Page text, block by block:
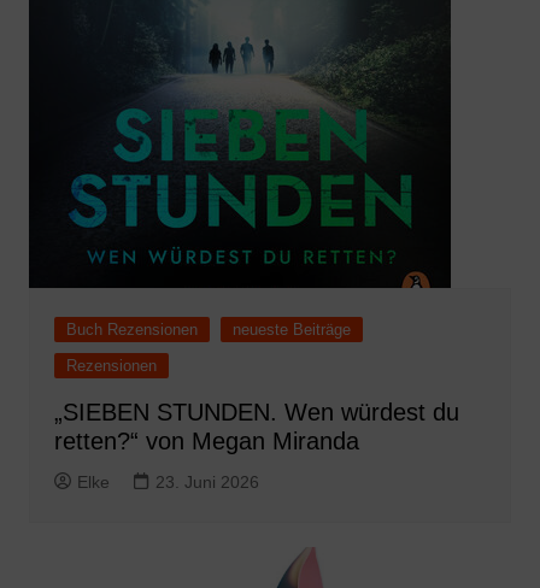
Buch Rezensionen
neueste Beiträge
Rezensionen
„SIEBEN STUNDEN. Wen würdest du
retten?“ von Megan Miranda
Elke 23. Juni 2026